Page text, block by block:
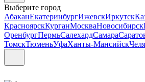
Выберите город
АбаканЕкатеринбургИжевскИркутск
КрасноярскКурганМоскваНовосибирск
ОренбургПермьСалехардСамара
ТомскТюменьУфаХанты-Мансийск